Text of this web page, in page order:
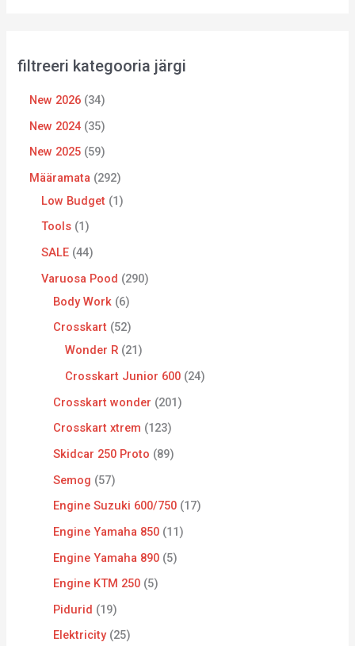
filtreeri kategooria järgi
New 2026 34
New 2024 35
New 2025 59
Määramata 292
Low Budget 1
Tools 1
SALE 44
Varuosa Pood
290
Body Work 6
Crosskart 52
Wonder R 21
Crosskart Junior 600 24
Crosskart wonder
201
Crosskart xtrem
123
Skidcar 250 Proto
89
Semog
57
Engine Suzuki 600/750 17
Engine Yamaha 850 11
Engine Yamaha 890 5
Engine KTM 250 5
Pidurid
19
Elektricity 25